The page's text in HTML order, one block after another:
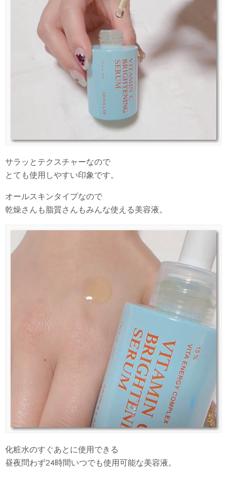
サラッとテクスチャーなので
とても使用しやすい印象です。
オールスキンタイプなので
乾燥さんも脂質さんもみんな使える美容液。
化粧水のすぐあとに使用できる
昼夜問わず24時間いつでも使用可能な美容液。